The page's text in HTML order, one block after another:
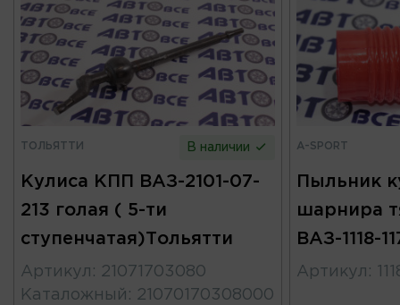
ТОЛЬЯТТИ В наличии
Кулиса КПП ВАЗ-2101-07-
213 голая ( 5-ти
ступенчатая)Тольятти
Артикул : 21071703080
Каталожный : 21070170308000
A-SPORT
Пыльник
шарнира
ВАЗ-1118-
Артикул :